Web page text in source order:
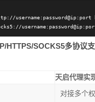
username:password@ip:port
HTTPS/SOCKS5多协议
天启代理实
对接多个